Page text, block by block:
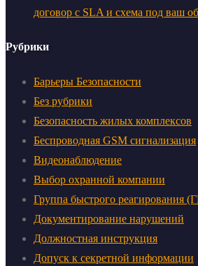
договор с SLA и схема под ваш
Рубрики
Барьеры Безопасности
Без рубрики
Безопасность жилых комплексов
Беспроводная GSM сигнализация
Видеонаблюдение
Выбор охранной компании
Группа быстрого реагирования
Документирование нарушений
Должностная инструкция
Допуск к секретной информации